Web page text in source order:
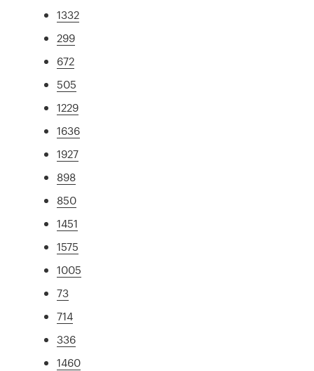
1332
299
672
505
1229
1636
1927
898
850
1451
1575
1005
73
714
336
1460